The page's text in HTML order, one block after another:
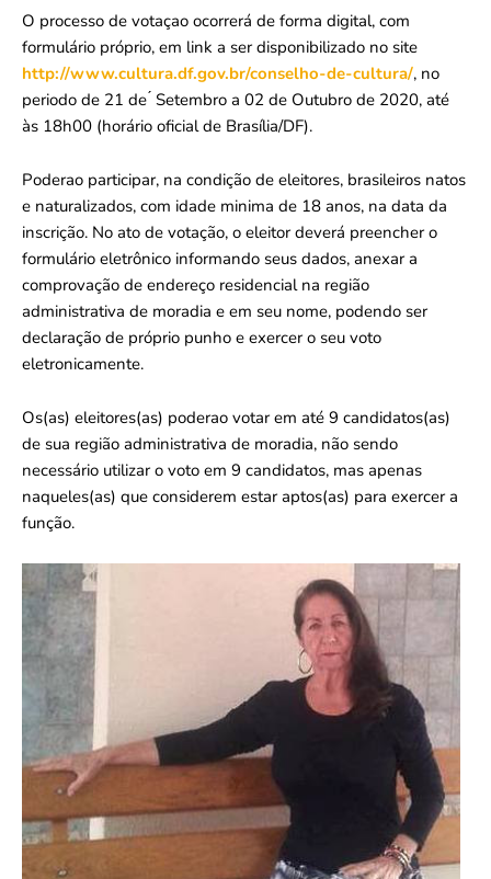
O processo de votaçao ocorrerá de forma digital, com
formulário próprio, em link a ser disponibilizado no site
http://www.cultura.df.gov.br/conselho-de-cultura/, no
periodo de 21 de ́ Setembro a 02 de Outubro de 2020, até
às 18h00 (horário oficial de Brasília/DF).
Poderao participar, na condição de eleitores, brasileiros natos
e naturalizados, com idade minima de 18 anos, na data da
inscrição. No ato de votação, o eleitor deverá preencher o
formulário eletrônico informando seus dados, anexar a
comprovação de endereço residencial na região
administrativa de moradia e em seu nome, podendo ser
declaração de próprio punho e exercer o seu voto
eletronicamente.
Os(as) eleitores(as) poderao votar em até 9 candidatos(as)
de sua região administrativa de moradia, não sendo
necessário utilizar o voto em 9 candidatos, mas apenas
naqueles(as) que considerem estar aptos(as) para exercer a
função.